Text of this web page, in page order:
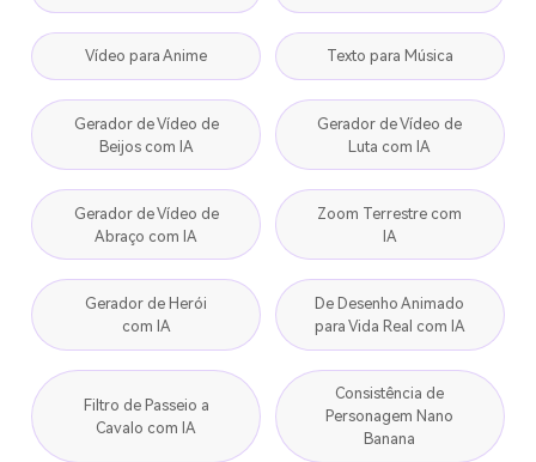
Vídeo para Anime Texto para Música
Gerador de Vídeo de
Beijos com IA
Gerador de Vídeo de
Luta com IA
Gerador de Vídeo de
Abraço com IA
Zoom Terrestre com
IA
Gerador de Herói
com IA
De Desenho Animado
para Vida Real com IA
Filtro de Passeio a
Cavalo com IA
Consistência de
Personagem Nano
Banana